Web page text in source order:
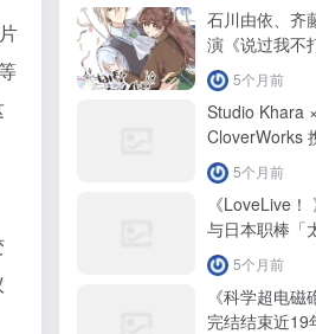
石川由依、齐
演《说过我不
任公爵大人，
对我溺爱有加
5个月前
Studio Khara ×
CloverWorks
音战士》新作
像！
5个月前
《LoveLive
与日本职棒「
球团」展开第3
5个月前
《科学超电
完结结束近19